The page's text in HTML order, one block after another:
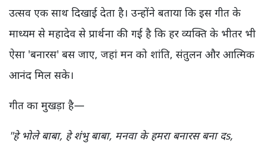
उत्सव एक साथ दिखाई देता है। उन्होंने बताया कि इस गीत के
माध्यम से महादेव से प्रार्थना की गई है कि हर व्यक्ति के भीतर भी
ऐसा 'बनारस' बस जाए, जहां मन को शांति, संतुलन और आत्मिक
आनंद मिल सके।
गीत का मुखड़ा है—
"हे भोले बाबा, हे शंभु बाबा, मनवा के हमरा बनारस बना दs,